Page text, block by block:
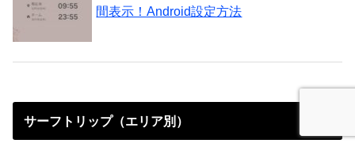
間表示！Android設定方法
サーフトリップ（エリア別）